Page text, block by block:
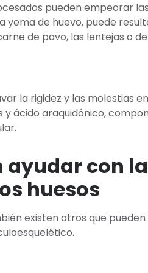
pueden empeorar
yema de huevo, puede
de pavo, las lentejas o
la rigidez y las molestias
ácido araquidónico,
ayudar con
huesos
existen otros que